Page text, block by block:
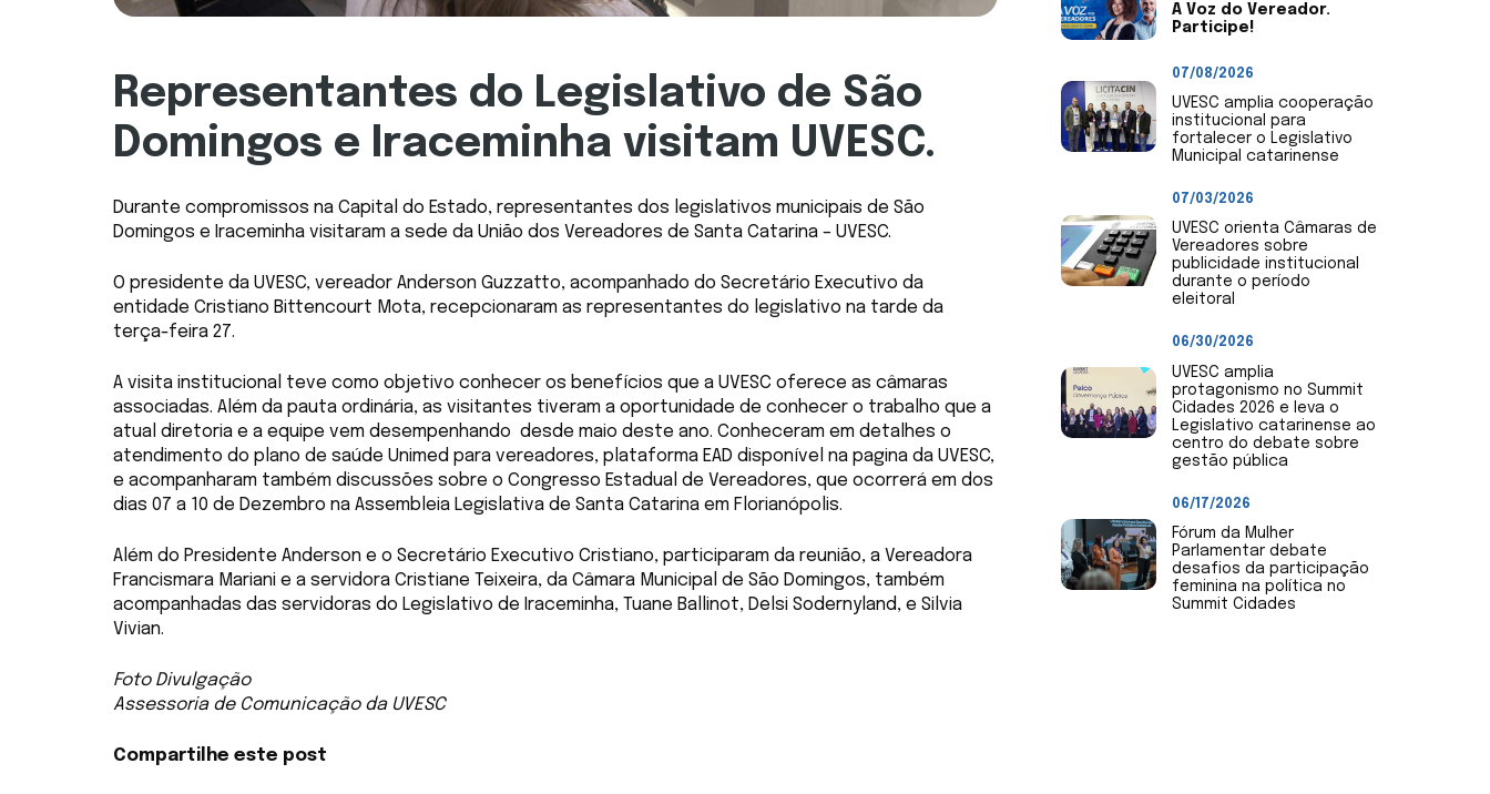
Representantes do Legislativo de São
Domingos e Iraceminha visitam UVESC.
Durante compromissos na Capital do Estado, representantes dos legislativos municipais de São
Domingos e Iraceminha visitaram a sede da União dos Vereadores de Santa Catarina – UVESC.
O presidente da UVESC, vereador Anderson Guzzatto, acompanhado do Secretário Executivo da
entidade Cristiano Bittencourt Mota, recepcionaram as representantes do legislativo na tarde da
terça-feira 27.
A visita institucional teve como objetivo conhecer os benefícios que a UVESC oferece as câmaras
associadas. Além da pauta ordinária, as visitantes tiveram a oportunidade de conhecer o trabalho que a
atual diretoria e a equipe vem desempenhando desde maio deste ano. Conheceram em detalhes o
atendimento do plano de saúde Unimed para vereadores, plataforma EAD disponível na pagina da UVESC,
e acompanharam também discussões sobre o Congresso Estadual de Vereadores, que ocorrerá em dos
dias 07 a 10 de Dezembro na Assembleia Legislativa de Santa Catarina em Florianópolis.
Além do Presidente Anderson e o Secretário Executivo Cristiano, participaram da reunião, a Vereadora
Francismara Mariani e a servidora Cristiane Teixeira, da Câmara Municipal de São Domingos, também
acompanhadas das servidoras do Legislativo de Iraceminha, Tuane Ballinot, Delsi Sodernyland, e Silvia
Vivian.
Foto Divulgação
Assessoria de Comunicação da UVESC
Compartilhe este post
A Voz do Vereador.
Participe!
07/08/2026
UVESC amplia cooperação
institucional para
fortalecer o Legislativo
Municipal catarinense
07/03/2026
UVESC orienta Câmaras de
Vereadores sobre
publicidade institucional
durante o período
eleitoral
06/30/2026
UVESC amplia
protagonismo no Summit
Cidades 2026 e leva o
Legislativo catarinense ao
centro do debate sobre
gestão pública
06/17/2026
Fórum da Mulher
Parlamentar debate
desafios da participação
feminina na política no
Summit Cidades